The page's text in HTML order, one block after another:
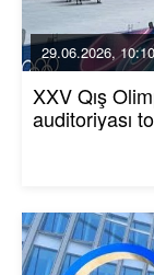
29.06.2026, 10:10
XXV Qış
auditoriyası